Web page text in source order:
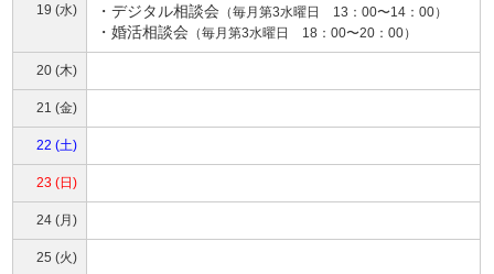
19 (水) ・デジタル相談会 （毎月第3水曜日 13：00〜14：00）
・婚活相談会 （毎月第3水曜日 18：00〜20：00）
20 (木)
21 (金)
22 (土)
23 (日)
24 (月)
25 (火)